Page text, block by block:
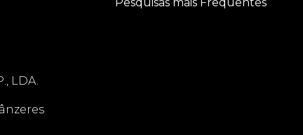
LDA.